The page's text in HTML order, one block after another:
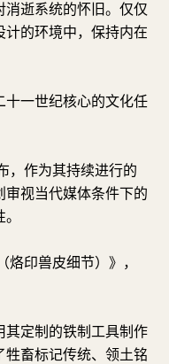
逝系统的怀旧。仅仅
的环境中，保持内在
十一世纪核心的文化任
，作为其持续进行的
视当代媒体条件下的
印兽皮细节）》，
其定制的铁制工具制作
畜标记传统、领土铭